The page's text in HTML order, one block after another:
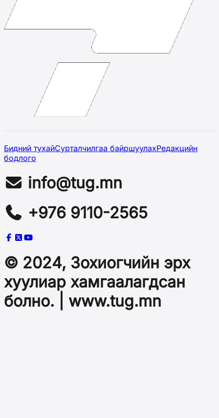
Бидний тухайСурталчилгаа байршуулахРедакцийн
бодлого
info@tug.mn
+976 9110-2565
© 2024, Зохиогчийн эрх
хуулиар хамгаалагдсан
болно. | www.tug.mn